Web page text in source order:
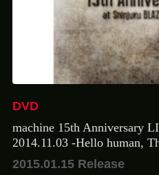
DVD
machine 15th Anniversary
2014.11.03 -Hello human,
2015.01.15 Release